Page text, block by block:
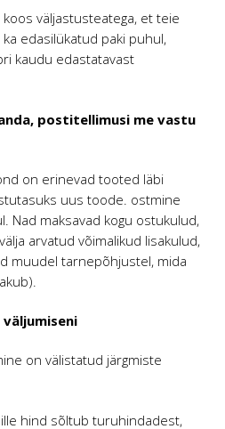
väljastusteatega, et teie
edasilükatud paki puhul,
kaudu edastatavast
postitellimusi me vastu
on erinevad tooted läbi
uus toode. ostmine
Nad maksavad kogu ostukulud,
arvatud võimalikud lisakulud,
muudel tarnepõhjustel, mida
on välistatud järgmiste
hind sõltub turuhindadest,